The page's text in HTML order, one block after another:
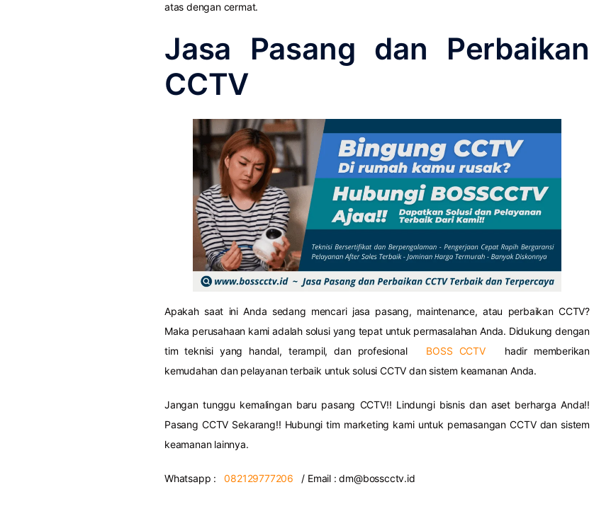
atas dengan cermat.
Jasa Pasang dan Perbaikan
CCTV
Apakah saat ini Anda sedang mencari jasa pasang, maintenance, atau perbaikan CCTV?
Maka perusahaan kami adalah solusi yang tepat untuk permasalahan Anda. Didukung dengan
tim teknisi yang handal, terampil, dan profesional BOSS CCTVhadir memberikan
kemudahan dan pelayanan terbaik untuk solusi CCTV dan sistem keamanan Anda.
Jangan tunggu kemalingan baru pasang CCTV!! Lindungi bisnis dan aset berharga Anda!!
Pasang CCTV Sekarang!! Hubungi tim marketing kami untuk pemasangan CCTV dan sistem
keamanan lainnya.
Whatsapp :082129777206 / Email :dm@bosscctv.id